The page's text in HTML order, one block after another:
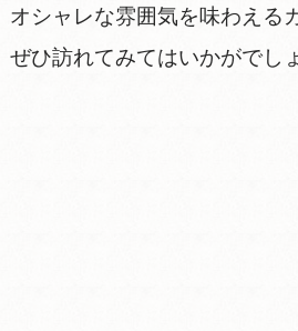
オシャレな雰囲気を味わえる
ぜひ訪れてみてはいかがでし